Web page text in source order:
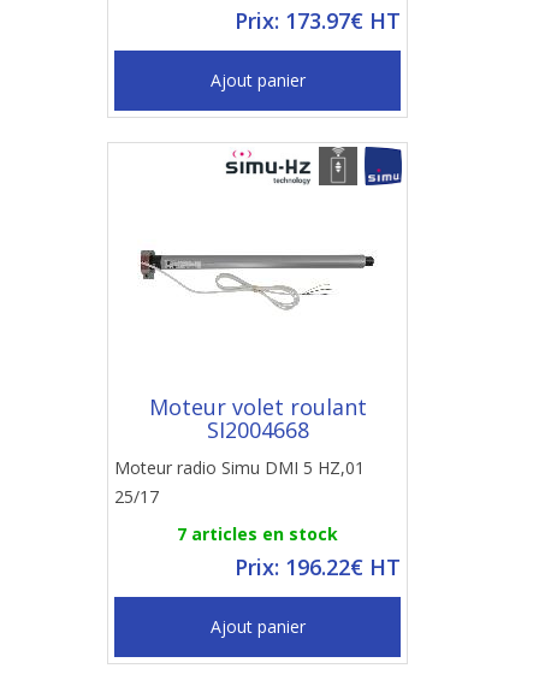
Prix: 173.97€ HT
Ajout panier
Moteur volet roulant
SI2004668
Moteur radio Simu DMI 5 HZ,01
25/17
7 articles en stock
Prix: 196.22€ HT
Ajout panier